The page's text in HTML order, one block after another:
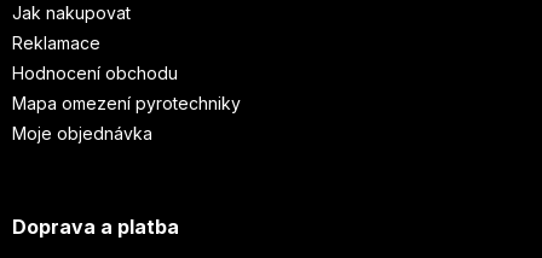
Jak nakupovat
Reklamace
Hodnocení obchodu
Mapa omezení pyrotechniky
Moje objednávka
Doprava a platba